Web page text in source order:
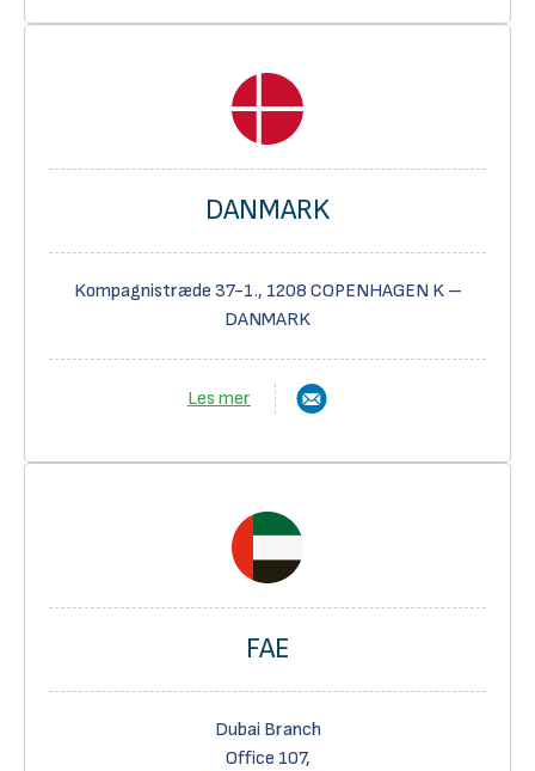
DANMARK
Kompagnistræde 37-1., 1208 COPENHAGEN K –
DANMARK
Les mer
FAE
Dubai Branch
Office 107,